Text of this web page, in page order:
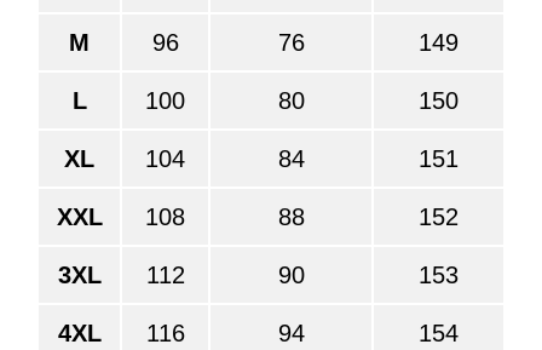
M 96 76 149
L 100 80 150
XL 104 84 151
XXL 108 88 152
3XL 112 90 153
4XL 116 94 154